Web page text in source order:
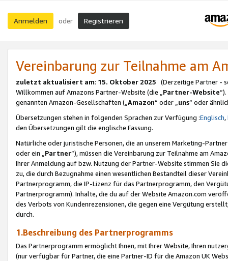
Anmelden oder Registrieren
Vereinbarung zur Teilnahme am
zuletzt aktualisiert am: 15. Oktober 2025 (Derzeitige Partner -
Willkommen auf Amazons Partner-Website (die „Partner-Website
genannten Amazon-Gesellschaften („Amazon“ oder „uns“ oder
Übersetzungen stehen in folgenden Sprachen zur Verfügung :Englisch,
den Übersetzungen gilt die englische Fassung.
Natürliche oder juristische Personen, die an unserem Marketing-
oder ein „Partner“), müssen die Vereinbarung zur Teilnahme am
Ihrer Anmeldung auf bzw. Nutzung der Partner-Website stimmen Sie
zu, die durch Bezugnahme einen wesentlichen Bestandteil dieser
Partnerprogramm, die IP-Lizenz für das Partnerprogramm, den
Partnerprogramm). Inhalte, die du auf der Website Amazon.com
des Verbots von Kundenrezensionen, die gegen eine Vergütung
durch.
1.Beschreibung des Partnerprogramms
Das Partnerprogramm ermöglicht Ihnen, mit Ihrer Website, Ihren
(nur verfügbar für Partner, die eine Partner-ID für die Amazon UK